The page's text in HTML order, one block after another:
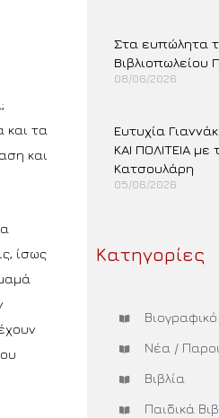
και τα
και
ίσως
Στα ευπώλητα
Βιβλιοπωλείου
08/06/2026
Ευτυχία
ΚΑΙ ΠΟΛΙΤΕΙΑ
Κατσουλάρη
05/06/2026
Κατηγορίες
Βιογραφικό
Νέα /
Βιβλία
Παιδικά